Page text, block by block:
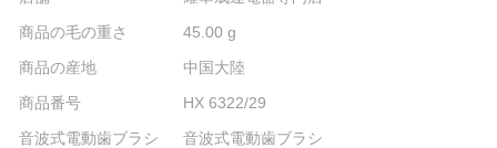
商品の毛の重さ
45.00 g
商品の産地
中国大陸
商品番号
HX 6322/29
音波式電動歯ブラシ
音波式電動歯ブラシ